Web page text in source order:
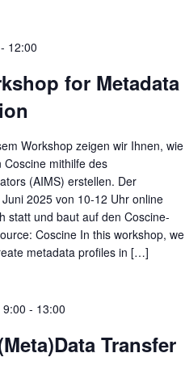
- 12:00
for Metadata
Workshop zeigen wir Ihnen, wie
mithilfe des
(AIMS) erstellen. Der
2025 von 10-12 Uhr online
statt und baut auf den Coscine-
Coscine In this workshop, we
metadata profiles in […]
- 13:00
Transfer